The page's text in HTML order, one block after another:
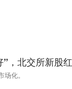
，北交所新股
化。